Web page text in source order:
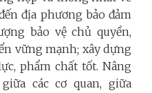
địa phương bảo đảm
bảo vệ chủ quyền,
vững mạnh; xây dựng
phẩm chất tốt. Nâng
các cơ quan, giữa